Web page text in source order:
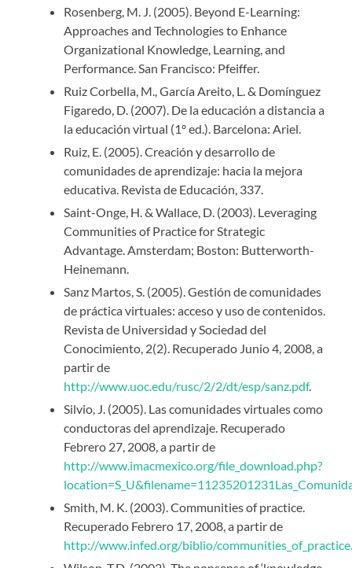
Rosenberg, M. J. (2005). Beyond E-Learning:
Approaches and Technologies to Enhance
Organizational Knowledge, Learning, and
Performance. San Francisco: Pfeiffer.
Ruiz Corbella, M., García Areito, L. & Domínguez
Figaredo, D. (2007). De la educación a distancia a
la educación virtual (1º ed.). Barcelona: Ariel.
Ruiz, E. (2005). Creación y desarrollo de
comunidades de aprendizaje: hacia la mejora
educativa. Revista de Educación, 337.
Saint-Onge, H. & Wallace, D. (2003). Leveraging
Communities of Practice for Strategic
Advantage. Amsterdam; Boston: Butterworth-
Heinemann.
Sanz Martos, S. (2005). Gestión de comunidades
de práctica virtuales: acceso y uso de contenidos.
Revista de Universidad y Sociedad del
Conocimiento, 2(2). Recuperado Junio 4, 2008, a
partir de
http://www.uoc.edu/rusc/2/2/dt/esp/sanz.pdf.
Silvio, J. (2005). Las comunidades virtuales como
conductoras del aprendizaje. Recuperado
Febrero 27, 2008, a partir de
http://www.imacmexico.org/file_download.php?
Smith, M. K. (2003). Communities of practice.
Recuperado Febrero 17, 2008, a partir de
http://www.infed.org/biblio/